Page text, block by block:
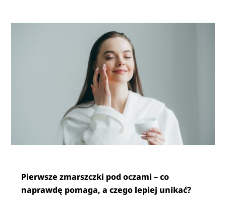
Pierwsze zmarszczki pod oczami – co
naprawdę pomaga, a czego lepiej unikać?